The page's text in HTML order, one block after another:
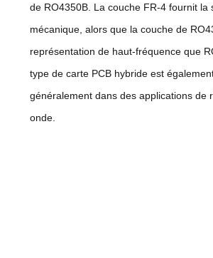
de RO4350B. La couche FR-4 fournit la
mécanique, alors que la couche de
représentation de haut-fréquence que
type de carte PCB hybride est
généralement dans des applications de
onde.